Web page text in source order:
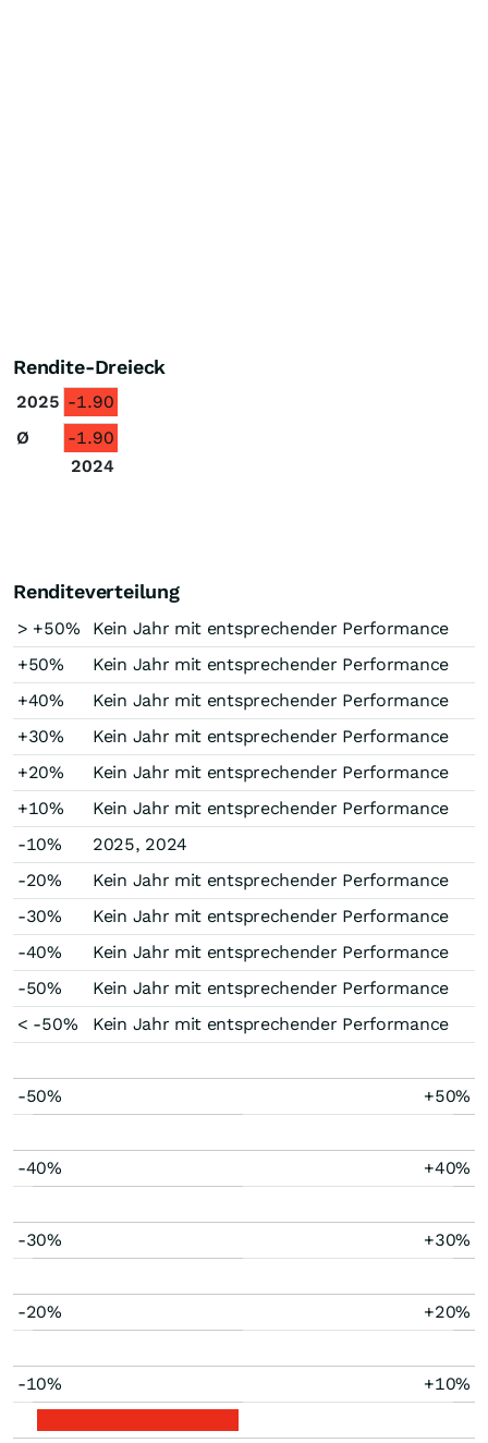
Rendite-Dreieck
2025 -1.90
Ø
-1.90
2024
Renditeverteilung
> +50%
Kein Jahr mit entsprechender Performance
+50%
Kein Jahr mit entsprechender Performance
+40%
Kein Jahr mit entsprechender Performance
+30%
Kein Jahr mit entsprechender Performance
+20%
Kein Jahr mit entsprechender Performance
+10%
Kein Jahr mit entsprechender Performance
-10%
2025, 2024
-20%
Kein Jahr mit entsprechender Performance
-30%
Kein Jahr mit entsprechender Performance
-40%
Kein Jahr mit entsprechender Performance
-50%
Kein Jahr mit entsprechender Performance
< -50%
Kein Jahr mit entsprechender Performance
-50% +50%
-40% +40%
-30% +30%
-20% +20%
-10% +10%